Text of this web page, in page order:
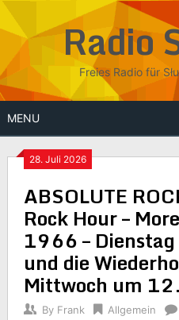
Skip
to
content
Radio
Freies Radio für
MENU
28. Juli 2026
ABSOLUTE
Rock Hour –
1966 –
und die
Mittwoch um
By Frank Allgemein